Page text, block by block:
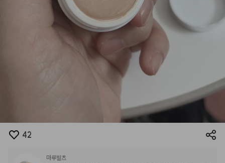
42
마루빌츠